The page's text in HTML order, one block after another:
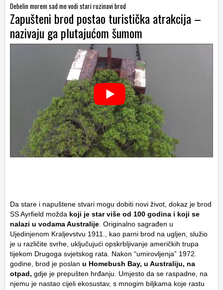
Debelin morem sad me vodi stari ruzinavi brod
Zapušteni brod postao turistička atrakcija –
nazivaju ga plutajućom šumom
Da stare i napuštene stvari mogu dobiti novi život, dokaz je brod
SS Ayrfield možda koji je star više od 100 godina i koji se
nalazi u vodama Australije . Originalno sagrađen u
Ujedinjenom Kraljevstvu 1911., kao parni brod na ugljen, služio
je u različite svrhe, uključujući opskrbljivanje američkih trupa
tijekom Drugoga svjetskog rata. Nakon “umirovljenja” 1972.
godine, brod je poslan u Homebush Bay, u Australiju, na
otpad, gdje je prepušten hrđanju. Umjesto da se raspadne, na
njemu je nastao cijeli ekosustav, s mnogim biljkama koje rastu